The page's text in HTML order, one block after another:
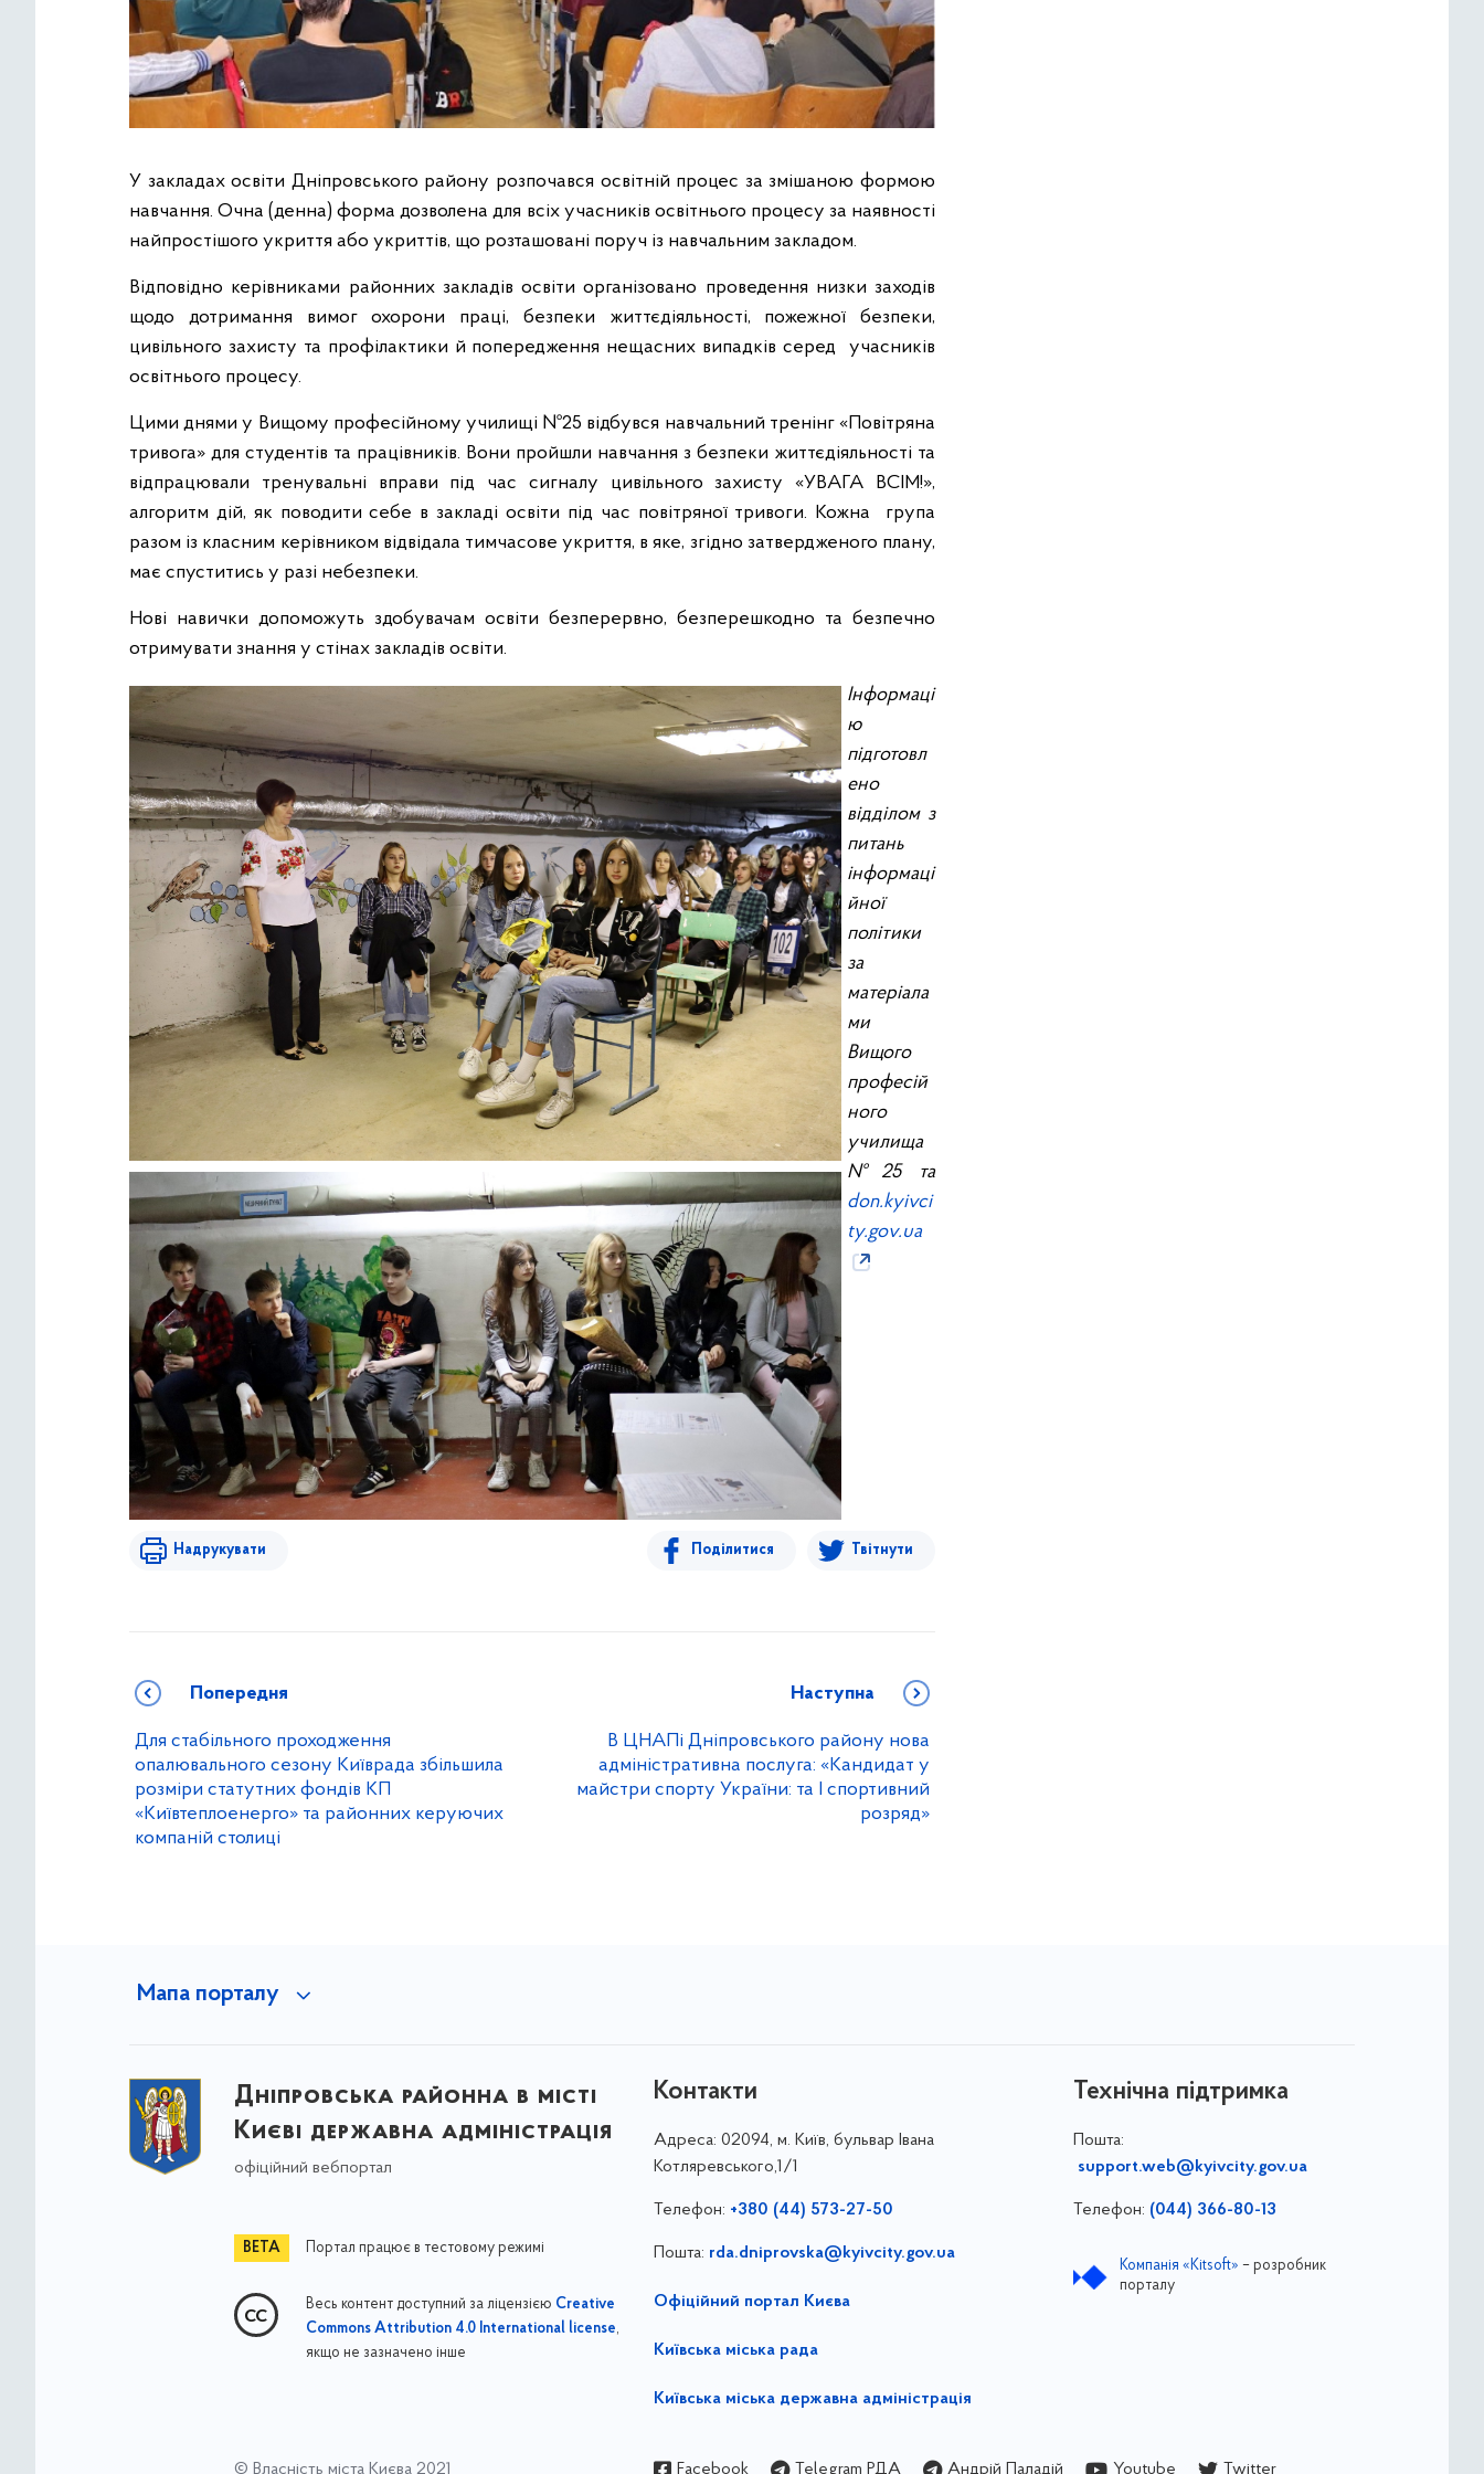
У закладах освіти Дніпровського району розпочався освітній процес за змішаною формою
навчання. Очна (денна) форма дозволена для всіх учасників освітнього процесу за наявності
найпростішого укриття або укриттів, що розташовані поруч із навчальним закладом.
Відповідно керівниками районних закладів освіти організовано проведення низки заходів
щодо дотримання вимог охорони праці, безпеки життєдіяльності, пожежної безпеки,
цивільного захисту та профілактики й попередження нещасних випадків серед учасників
освітнього процесу.
Цими днями у Вищому професійному училищі №25 відбувся навчальний тренінг «Повітряна
тривога» для студентів та працівників. Вони пройшли навчання з безпеки життєдіяльності та
відпрацювали тренувальні вправи під час сигналу цивільного захисту «УВАГА ВСІМ!»,
алгоритм дій, як поводити себе в закладі освіти під час повітряної тривоги. Кожна група
разом із класним керівником відвідала тимчасове укриття, в яке, згідно затвердженого плану,
має спуститись у разі небезпеки.
Нові навички допоможуть здобувачам освіти безперервно, безперешкодно та безпечно
отримувати знання у стінах закладів освіти.
Інформаці
ю
підготовл
ено
відділом з
питань
інформаці
йної
політики
за
матеріала
ми
Вищого
професій
ного
училища
№25 та
don.kyivci
ty.gov.ua
Надрукувати Поділитися Твітнути
Попередня
Для стабільного проходження
опалювального сезону Київрада збільшила
розміри статутних фондів КП
«Київтеплоенерго» та районних керуючих
компаній столиці
Наступна
В ЦНАПі Дніпровського району нова
адміністративна послуга: «Кандидат у
майстри спорту України: та І спортивний
розряд»
Мапа порталу
Дніпровська районна в місті
Києві державна адміністрація
офіційний вебпортал
Портал працює в тестовому режимі
Весь контент доступний за ліцензією Creative
Commons Attribution 4.0 International license,
якщо не зазначено інше
Контакти
Адреса: 02094, м. Київ, бульвар Івана
Котляревського,1/1
Телефон: +380 (44) 573-27-50
Пошта: rda.dniprovska@kyivcity.gov.ua
Офіційний портал Києва
Київська міська рада
Київська міська державна адміністрація
Технічна підтримка
Пошта:
support.web@kyivcity.gov.ua
Телефон: (044) 366-80-13
Компанія «Kitsoft» – розробник
порталу
© Власність міста Києва 2021 Facebook Telegram РДА Андрій Паладій Youtube Twitter